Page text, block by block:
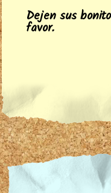
Dejen sus
favor.